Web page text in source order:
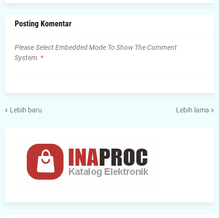
Posting Komentar
Please Select Embedded Mode To Show The Comment
System. *
Lebih baru Lebih lama